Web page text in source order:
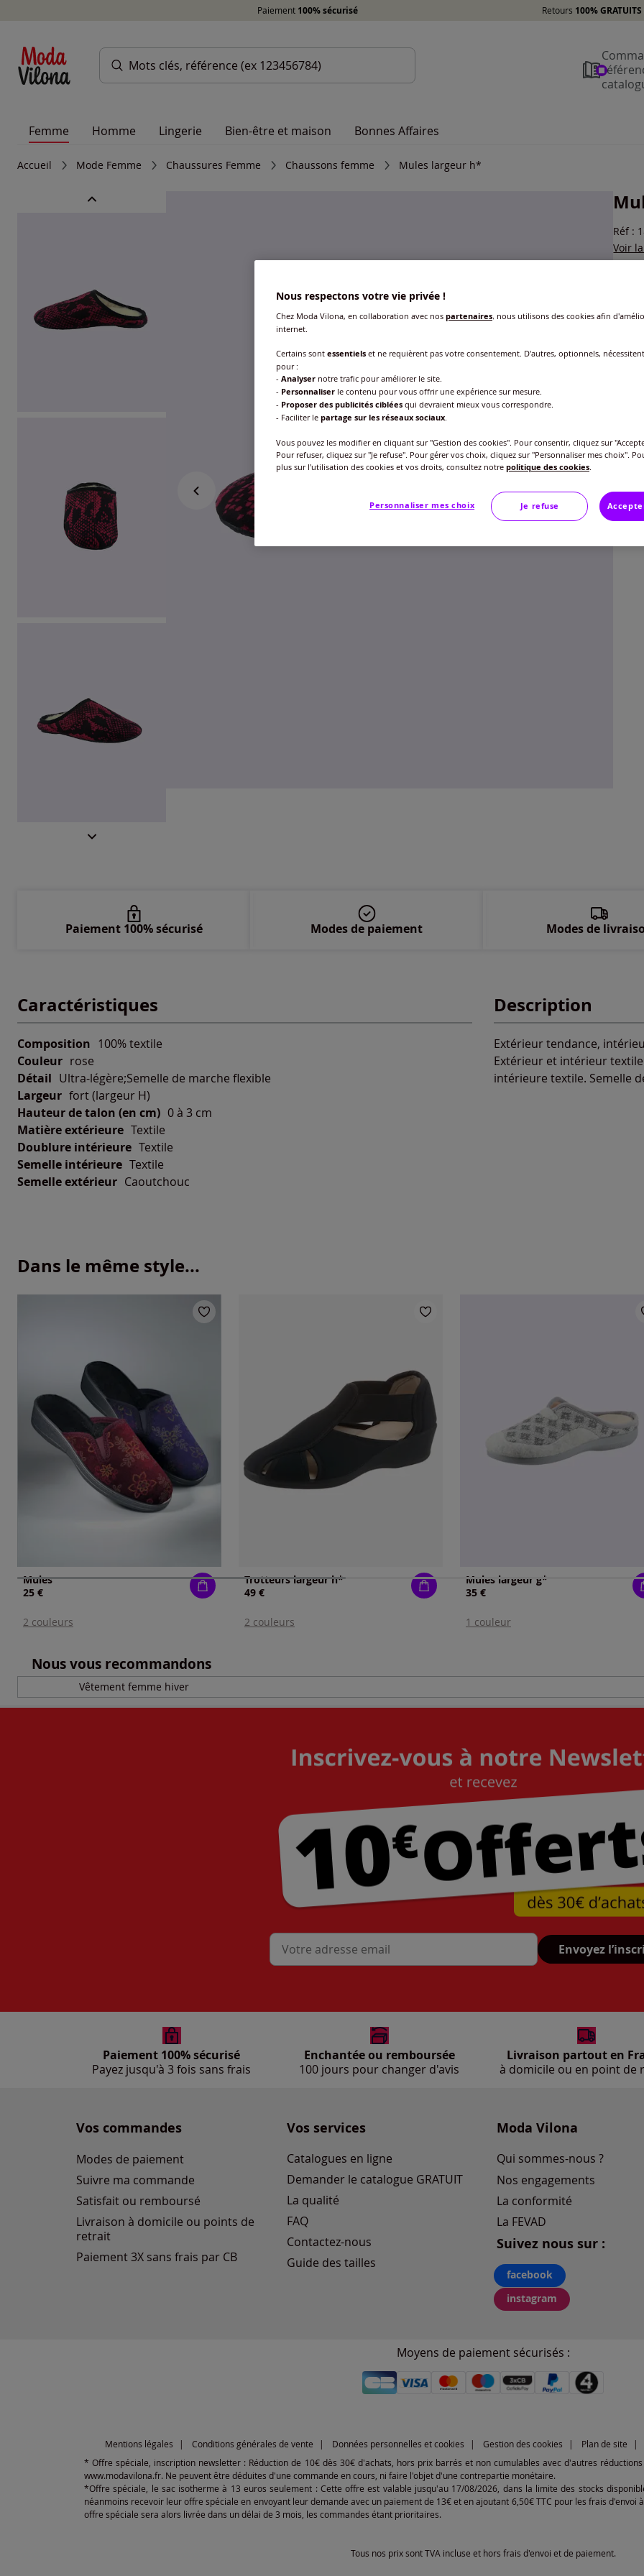
Paiement 100% sécurisé Retours 100%
Femme Homme Lingerie Bien-être et maison Bonnes Affaires
Accueil Mode Femme Chaussures Femme Chaussons femme Mules largeur h*
Réf :
Voir
39
40
30
Caractéristiques
Composition 100% textile
Couleur rose
Détail Ultra-légère;Semelle de marche flexible
Largeur fort (largeur H)
Hauteur de talon (en cm) 0 à 3 cm
Matière extérieure Textile
Doublure intérieure Textile
Semelle intérieure Textile
Semelle extérieur Caoutchouc
Description
Extérieur tendance,
Extérieur et intérieur
intérieure textile. Semelle
Paiement 100% sécurisé Modes de paiement Modes de
Dans le même style...
Mules
25 €
2 couleurs
Trotteurs largeur h*
49 €
2 couleurs
Mules largeur g*
35 €
1 couleur
Nous vous recommandons
Vêtement femme hiver
Mon adresse mail Envoyez
Paiement 100% sécurisé
Payez jusqu'à 3 fois sans frais
Enchantée ou remboursée
100 jours pour changer d'avis
Livraison partout en
à domicile ou en point de
Vos commandes
Modes de paiement
Suivre ma commande
Satisfait ou remboursé
Livraison à domicile ou points de
retrait
Paiement 3X sans frais par CB
Vos services
Catalogues en ligne
Demander le catalogue GRATUIT
La qualité
FAQ
Contactez-nous
Guide des tailles
Moda Vilona
Qui sommes-nous ?
Nos engagements
La conformité
La FEVAD
Suivez nous sur :
facebook
instagram
Moyens de paiement sécurisés :
Mentions légales Conditions générales de vente Données personnelles et cookies Gestion des cookies Plan de site
* Offre spéciale, inscription newsletter : Réduction de 10€ dès 30€ d'achats, hors prix barrés et non cumulables avec d'autres
www.modavilona.fr. Ne peuvent être déduites d'une commande en cours, ni faire l'objet d'une contrepartie monétaire.
*Offre spéciale, le sac isotherme à 13 euros seulement : Cette offre est valable jusqu'au 17/08/2026, dans la limite des stocks
néanmoins recevoir leur offre spéciale en envoyant leur demande avec un paiement de 13€ et en ajoutant 6,50€ TTC pour les frais d'envoi
offre spéciale sera alors livrée dans un délai de 3 mois, les commandes étant prioritaires.
Tous nos prix sont TVA incluse et hors frais d'envoi et de paiement.
Nous respectons votre vie privée !
Chez Moda Vilona, en collaboration avec nos partenaires, nous utilisons des cookies afin
internet.
Certains sont essentiels et ne requièrent pas votre consentement. D'autres, optionnels,
pour :
- Analyser notre trafic pour améliorer le site.
- Personnaliser le contenu pour vous offrir une expérience sur mesure.
- Proposer des publicités ciblées qui devraient mieux vous correspondre.
- Faciliter le partage sur les réseaux sociaux
Vous pouvez les modifier en cliquant sur "Gestion des cookies". Pour consentir, cliquez sur
Pour refuser, cliquez sur "Je refuse". Pour gérer vos choix, cliquez sur "Personnaliser mes choix".
plus sur l'utilisation des cookies et vos droits, consultez notre politique des cookies
Personnaliser mes choix Je refuse